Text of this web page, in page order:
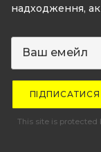
надходження,
ПІДПИСАТИСЯ
This site is protected